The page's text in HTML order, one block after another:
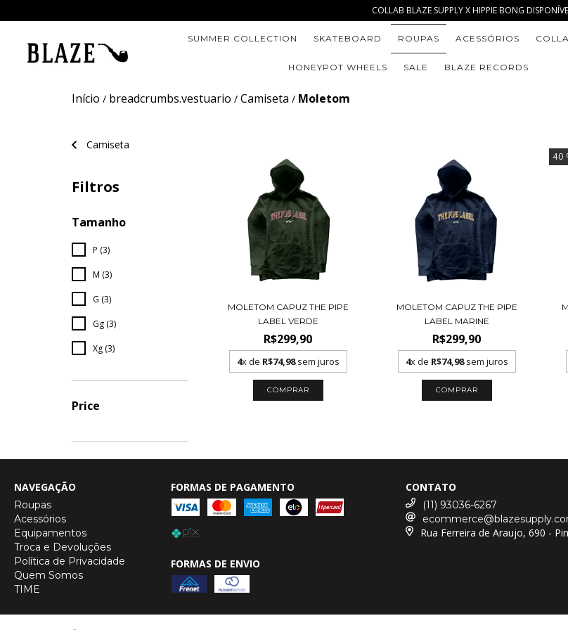
COLLAB BLAZE SUPPLY X HIPPIE BONG
SUMMER COLLECTION SKATEBOARD ROUPAS ACESSÓRIOS
HONEYPOT WHEELS SALE BLAZE RECORDS
Início / breadcrumbs.vestuario / Camiseta / Moletom
Camiseta
Filtros
Tamanho
P (3)
M (3)
G (3)
Gg (3)
Xg (3)
Price
MOLETOM CAPUZ THE PIPE
LABEL VERDE
R$299,90
4x de R$74,98sem juros
COMPRAR
MOLETOM CAPUZ THE PIPE
LABEL MARINE
R$299,90
4x de R$74,98sem juros
COMPRAR
40
NAVEGAÇÃO
Roupas
Acessórios
Equipamentos
Troca e Devoluções
Política de Privacidade
Quem Somos
TIME
FORMAS DE PAGAMENTO
FORMAS DE ENVIO
CONTATO
(11) 93036-6267
Rua Ferreira de Araujo, 690 -